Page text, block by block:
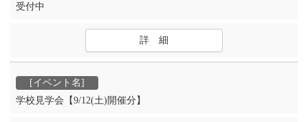
受付中
詳 細
学校見学会【9/12(土)開催分】